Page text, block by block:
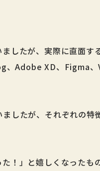
したが、実際に直面す
、Adobe XD、Figma、
したが、それぞれの特
！」と嬉しくなったも